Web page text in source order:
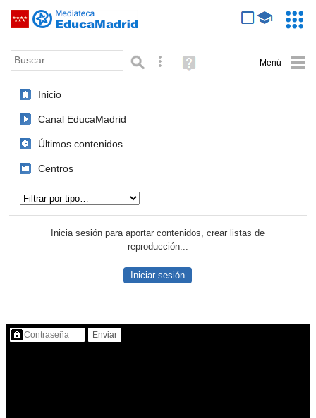
Saltar navegación
Palabra o frase: Búsqueda avanzada
Ayuda
(en
Inicio
Canal EducaMadrid
Últimos contenidos
Centros
Inicia sesión para aportar contenidos, crear listas de
reproducción...
Iniciar sesión
Contenido protegido…